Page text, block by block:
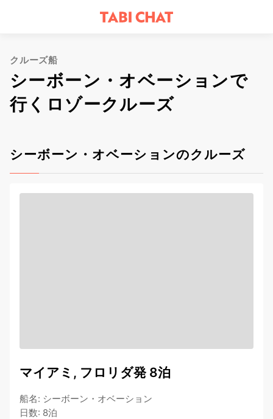
クルーズ船
シーボーン・オベーションで
行くロゾークルーズ
シーボーン・オベーションのクルーズ
マイアミ, フロリダ発 8泊
船名: シーボーン・オベーション
日数: 8泊